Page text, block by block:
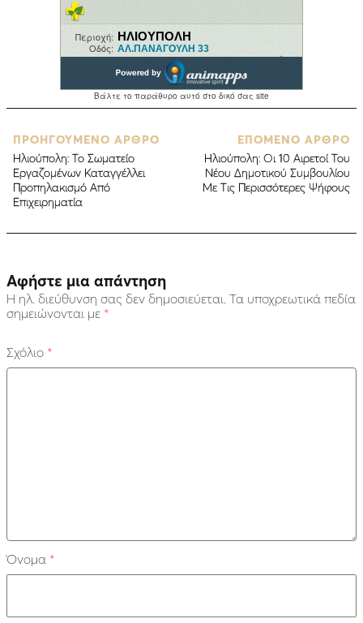
ΠΡΟΗΓΟΥΜΕΝΟ ΑΡΘΡΟ
Ηλιούπολη: Το Σωματείο
Εργαζομένων Καταγγέλλει
Προπηλακισμό Από
Επιχειρηματία
ΕΠΟΜΕΝΟ ΑΡΘΡΟ
Ηλιούπολη: Οι 10 Αιρετοί Του
Νέου Δημοτικού Συμβουλίου
Με Τις Περισσότερες Ψήφους
Αφήστε μια απάντηση
Η ηλ. διεύθυνση σας δεν δημοσιεύεται. Τα υποχρεωτικά πεδία
σημειώνονται με *
Σχόλιο *
Όνομα *